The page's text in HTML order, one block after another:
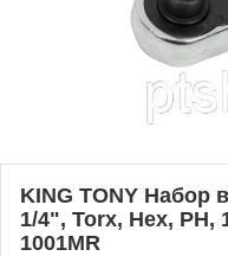
KING TONY Набор
1/4", Torx, Hex, PH,
1001MR